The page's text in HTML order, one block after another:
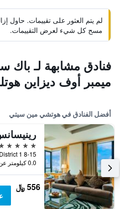
لم يتم العثور على تقييمات. حاول
مسح كل شيء لعرض التقييمات.
فنادق مشابهة لـ
ميمبر أوف ديزاين
أفضل الفنادق في هوتشي مين سيتي
5 نجوم
0.0 كيلومتر عن وسط المدينة
556 ﷼